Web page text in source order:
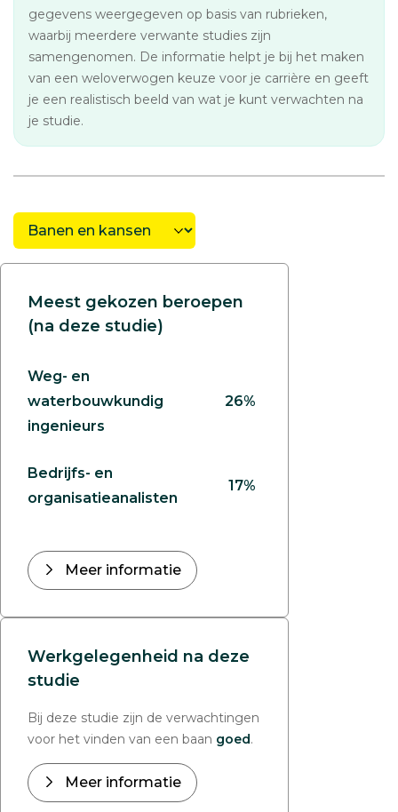
gegevens weergegeven op basis van rubrieken,
waarbij meerdere verwante studies zijn
samengenomen. De informatie helpt je bij het maken
van een weloverwogen keuze voor je carrière en geeft
je een realistisch beeld van wat je kunt verwachten na
je studie.
Meest gekozen beroepen
(na deze studie)
Weg- en
waterbouwkundig
ingenieurs
26%
Bedrijfs- en
organisatieanalisten
17%
Meer informatie
Werkgelegenheid na deze
studie
Bij deze studie zijn de verwachtingen
voor het vinden van een baan goed.
Meer informatie